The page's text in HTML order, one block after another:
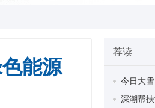
能源
荐读
今日大